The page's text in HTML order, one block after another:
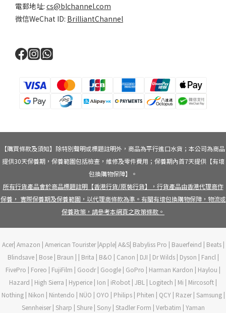
電郵地址: cs@blchannel.com
微信WeChat ID: BrilliantChannel
【購買條款及須知】除特別聲明或標題註明外，商品為平行進口水貨；本公司為商品
提供30天保養期，保養範圍包括檢查，維修及零件費用；保養期內首7天提供【有壞
包換購物保障】。
所有行貨產品會於商品標題註明【香港行貨/原裝行貨】，行貨產品由香港代理商作
保養， 實際保養期及保養範圍，以代理商條款為準。有關有壞包換購物保障，物流或
保養政策，請參考本網頁之政策條款。
Acer| Amazon | American Tourister |Apple| A&S| Babyliss Pro | Bauerfeind | Beats |
Blindsave | Bose | Braun | | Brita | B&O | Canon | DJI | Dr Wilds | Dyson | Fancl |
FivePro | Foreo | FujiFilm | Goodr | Google | GoPro | Harman Kardon | Haylou |
Hazard | High Sierra | Hyperice | Ion | iRobot | JBL | Logitech | Mi | Mircosoft |
Nothing | Nikon | Nintendo | NÜO | OYO | Philips | Phiten | QCY | Razer | Samsung |
Sennheiser | Sharp | Shure | Sony | Stadler Form | Verbatim | Yaman